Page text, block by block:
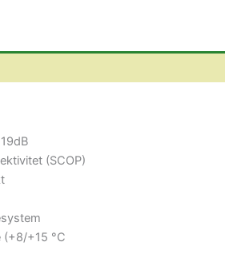
(SCOP)
(+8/+15 °C